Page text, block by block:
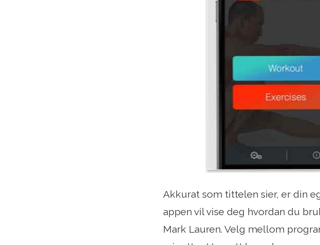
Akkurat som tittelen sier, er din
appen vil vise deg hvordan du
Mark Lauren. Velg mellom